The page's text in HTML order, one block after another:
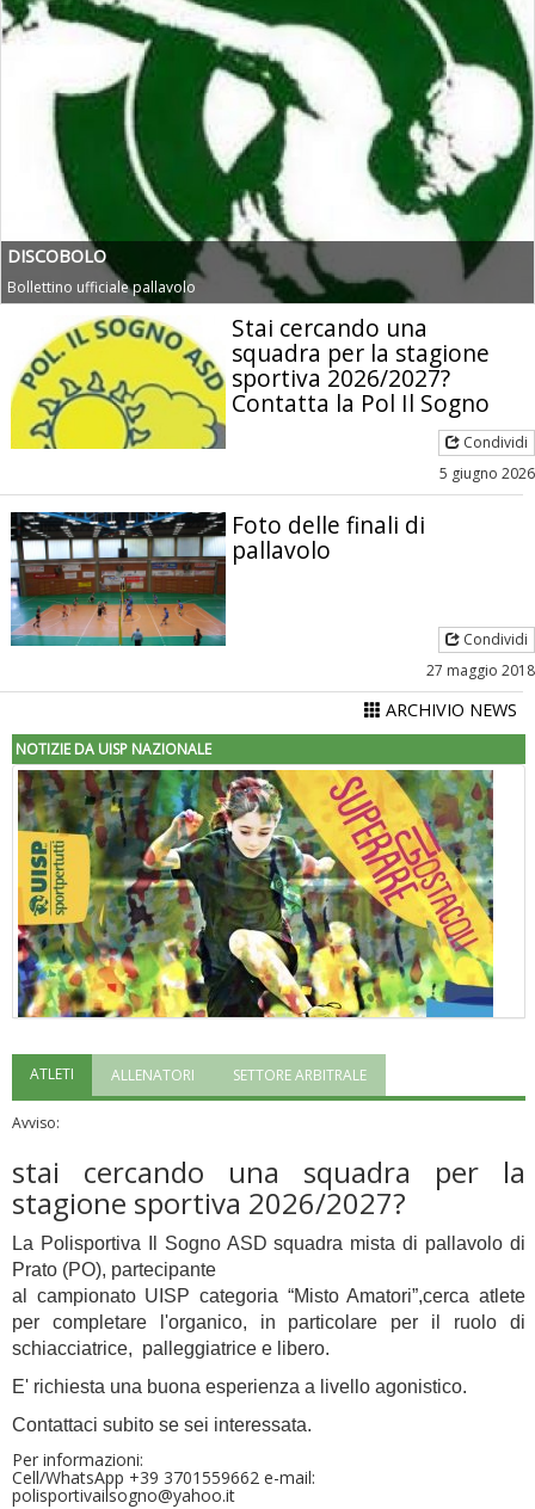
DISCOBOLO
Bollettino ufficiale pallavolo
Stai cercando una
squadra per la stagione
sportiva 2026/2027?
Contatta la Pol Il Sogno
Condividi
5 giugno 2026
Foto delle finali di
pallavolo
Condividi
27 maggio 2018
ARCHIVIO NEWS
NOTIZIE DA UISP NAZIONALE
"Superare gli ostacoli": la relazione di Tiziano Pesce al CN Uisp
rivoluzioni"
ATLETI ALLENATORI SETTORE ARBITRALE
Avviso:
stai cercando una squadra per la
stagione sportiva 2026/2027?
La Polisportiva Il Sogno ASD squadra mista di pallavolo di
Prato (PO), partecipante
al campionato UISP categoria “Misto Amatori”,cerca atlete
per completare l'organico, in particolare per il ruolo di
schiacciatrice, palleggiatrice e libero.
E' richiesta una buona esperienza a livello agonistico.
Contattaci subito se sei interessata.
Per informazioni:
Cell/WhatsApp +39 3701559662 e-mail:
polisportivailsogno@yahoo.it